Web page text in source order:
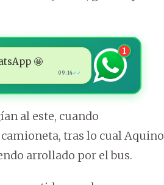
🤩
09:14✓✓
1
al este, cuando
tras lo cual Aquino
arrollado por el bus.